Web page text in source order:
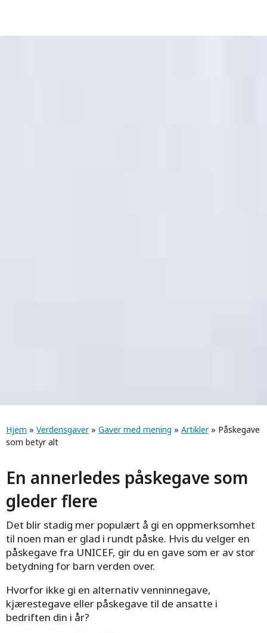
hovedinnhold
Navigasjonssti
Hjem » Verdensgaver» Gaver med mening » Artikler» Påskegave
som betyr alt
En annerledes påskegave som
gleder flere
Det blir stadig mer populært å gi en oppmerksomhet
til noen man er glad i rundt påske. Hvis du velger en
påskegave fra UNICEF, gir du en gave som er av stor
betydning for barn verden over.
Hvorfor ikke gi en alternativ venninnegave,
kjærestegave eller påskegave til de ansatte i
bedriften din i år?